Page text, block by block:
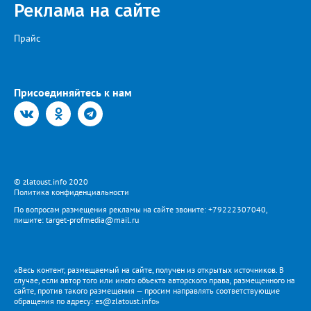
Реклама на сайте
Прайс
Присоединяйтесь к нам
© zlatoust.info 2020
Политика конфиденциальности
По вопросам размещения рекламы на сайте звоните: +79222307040,
пишите: target-profmedia@mail.ru
«Весь контент, размещаемый на сайте, получен из открытых источников. В
случае, если автор того или иного объекта авторского права, размещенного на
сайте, против такого размещения — просим направлять соответствующие
обращения по адресу: es@zlatoust.info»